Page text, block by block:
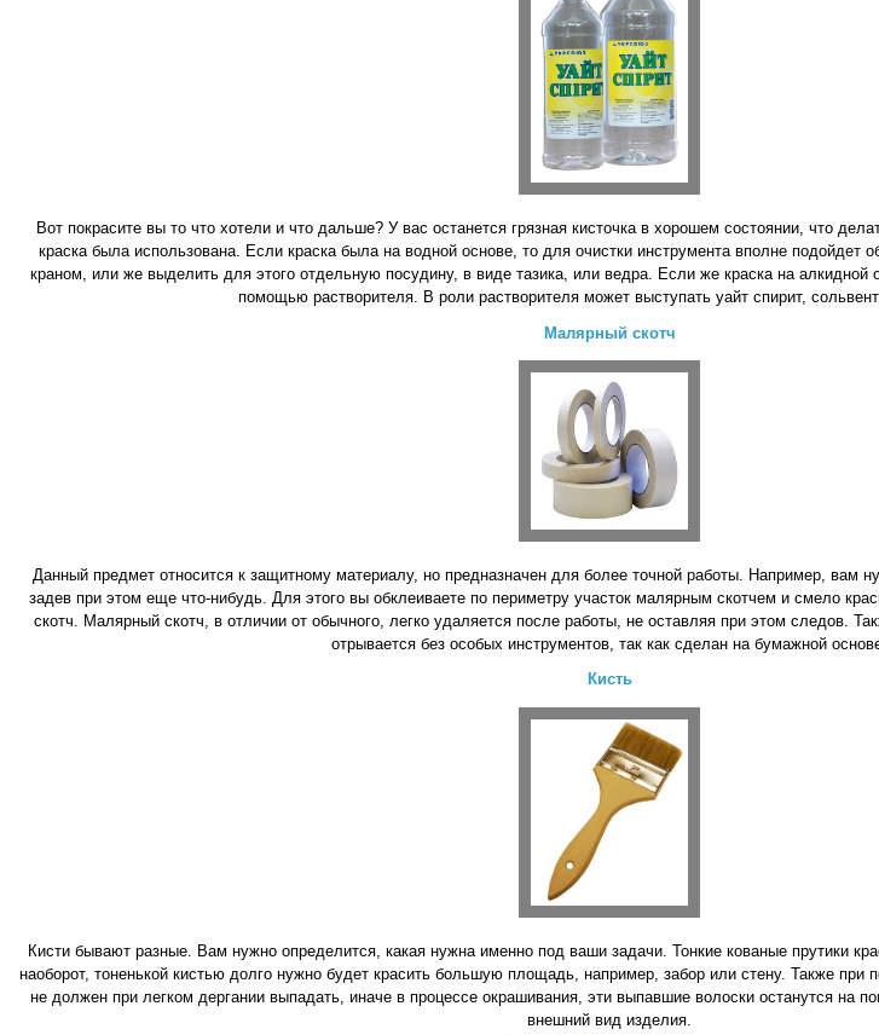
Вот покрасите вы то что хотели и что дальше? У вас останется грязная кисточка в хорошем состоянии, что
краска была использована. Если краска была на водной основе, то для очистки инструмента вполне
краном, или же выделить для этого отдельную посудину, в виде тазика, или ведра. Если же краска на алкидной
помощью растворителя. В роли растворителя может выступать уайт спирит,
Малярный скотч
Данный предмет относится к защитному материалу, но предназначен для более точной работы. Например, вам
задев при этом еще что-нибудь. Для этого вы обклеиваете по периметру участок малярным скотчем и смело
скотч. Малярный скотч, в отличии от обычного, легко удаляется после работы, не оставляя при этом следов.
отрывается без особых инструментов, так как сделан на бумажной
Кисть
Кисти бывают разные. Вам нужно определится, какая нужна именно под ваши задачи. Тонкие кованые прутики
наоборот, тоненькой кистью долго нужно будет красить большую площадь, например, забор или стену. Также при
не должен при легком дергании выпадать, иначе в процессе окрашивания, эти выпавшие волоски останутся на
внешний вид изделия.